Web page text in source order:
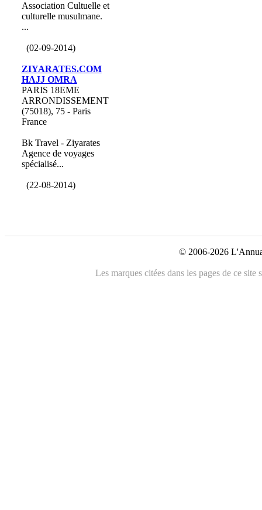
Association Cultuelle et
culturelle musulmane.
...
(02-09-2014)
ZIYARATES.COM
HAJJ OMRA
PARIS 18EME
ARRONDISSEMENT
(75018), 75 - Paris
France
Bk Travel - Ziyarates
Agence de voyages
spécialisé...
(22-08-2014)
© 2006-2026
Les marques citées dans les pages de ce